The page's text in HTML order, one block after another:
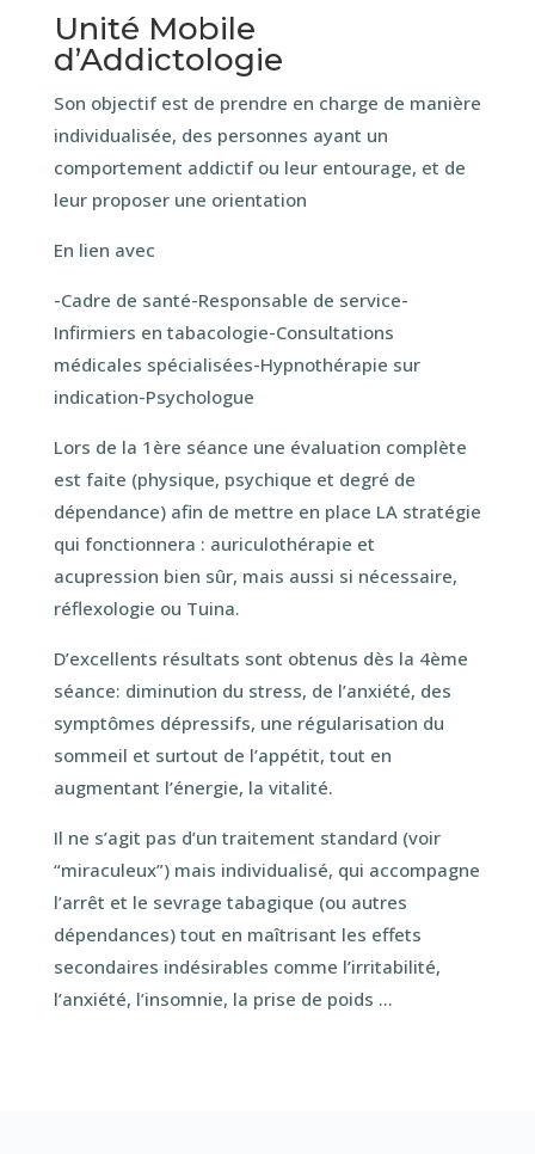
Unité Mobile
d’Addictologie
Son objectif est de prendre en charge de manière
individualisée, des personnes ayant un
comportement addictif ou leur entourage, et de
leur proposer une orientation
En lien avec
-Cadre de santé-Responsable de service-
Infirmiers en tabacologie-Consultations
médicales spécialisées-Hypnothérapie sur
indication-Psychologue
Lors de la 1ère séance une évaluation complète
est faite (physique, psychique et degré de
dépendance) afin de mettre en place LA stratégie
qui fonctionnera : auriculothérapie et
acupression bien sûr, mais aussi si nécessaire,
réflexologie ou Tuina.
D’excellents résultats sont obtenus dès la 4ème
séance: diminution du stress, de l’anxiété, des
symptômes dépressifs, une régularisation du
sommeil et surtout de l’appétit, tout en
augmentant l’énergie, la vitalité.
Il ne s’agit pas d’un traitement standard (voir
“miraculeux”) mais individualisé, qui accompagne
l’arrêt et le sevrage tabagique (ou autres
dépendances) tout en maîtrisant les effets
secondaires indésirables comme l’irritabilité,
l’anxiété, l’insomnie, la prise de poids …